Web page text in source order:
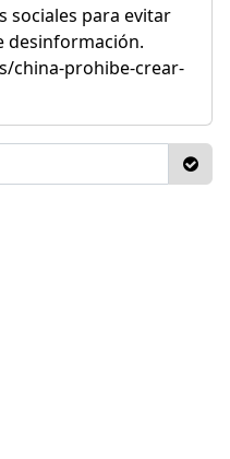
sociales para evitar
desinformación.
china-prohibe-crear-